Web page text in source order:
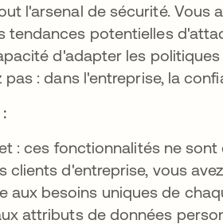
l'arsenal de sécurité. Vous
tendances potentielles
d'adapter les
: dans l'entreprise, la
: ces fonctionnalités ne
clients d'entreprise, vous
aux besoins uniques de
attributs de données